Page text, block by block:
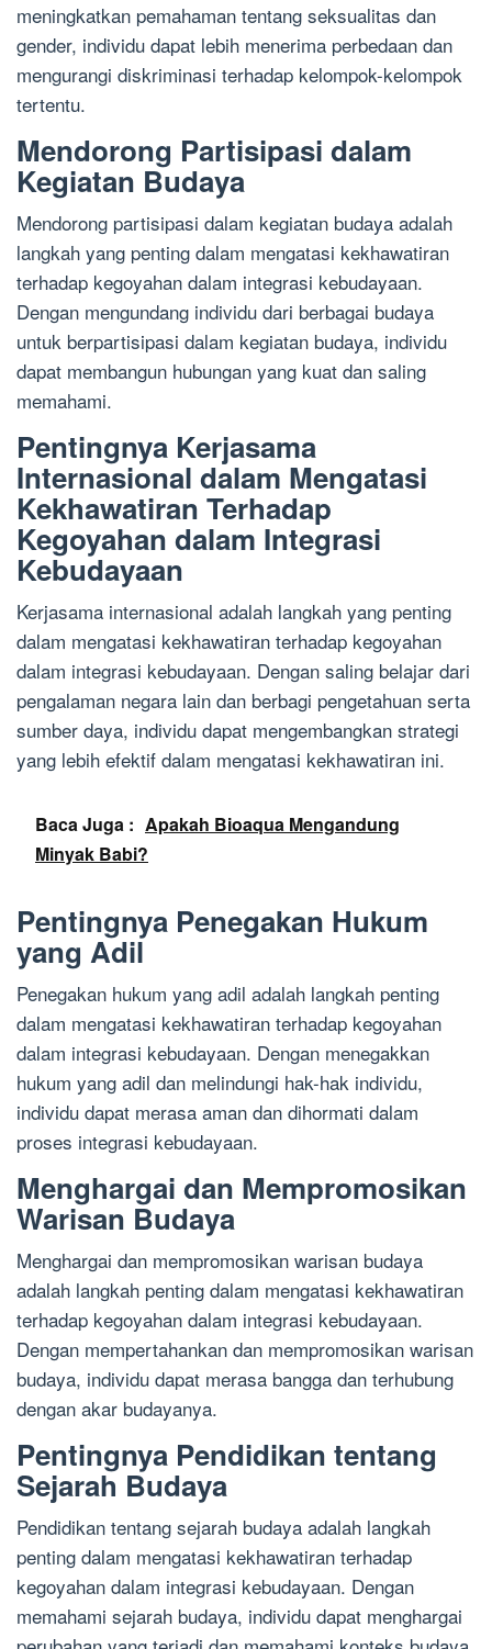
meningkatkan pemahaman tentang seksualitas dan
gender, individu dapat lebih menerima perbedaan dan
mengurangi diskriminasi terhadap kelompok-kelompok
tertentu.
Mendorong Partisipasi dalam
Kegiatan Budaya
Mendorong partisipasi dalam kegiatan budaya adalah
langkah yang penting dalam mengatasi kekhawatiran
terhadap kegoyahan dalam integrasi kebudayaan.
Dengan mengundang individu dari berbagai budaya
untuk berpartisipasi dalam kegiatan budaya, individu
dapat membangun hubungan yang kuat dan saling
memahami.
Pentingnya Kerjasama
Internasional dalam Mengatasi
Kekhawatiran Terhadap
Kegoyahan dalam Integrasi
Kebudayaan
Kerjasama internasional adalah langkah yang penting
dalam mengatasi kekhawatiran terhadap kegoyahan
dalam integrasi kebudayaan. Dengan saling belajar dari
pengalaman negara lain dan berbagi pengetahuan serta
sumber daya, individu dapat mengembangkan strategi
yang lebih efektif dalam mengatasi kekhawatiran ini.
Baca Juga : Apakah Bioaqua Mengandung
Minyak Babi?
Pentingnya Penegakan Hukum
yang Adil
Penegakan hukum yang adil adalah langkah penting
dalam mengatasi kekhawatiran terhadap kegoyahan
dalam integrasi kebudayaan. Dengan menegakkan
hukum yang adil dan melindungi hak-hak individu,
individu dapat merasa aman dan dihormati dalam
proses integrasi kebudayaan.
Menghargai dan Mempromosikan
Warisan Budaya
Menghargai dan mempromosikan warisan budaya
adalah langkah penting dalam mengatasi kekhawatiran
terhadap kegoyahan dalam integrasi kebudayaan.
Dengan mempertahankan dan mempromosikan warisan
budaya, individu dapat merasa bangga dan terhubung
dengan akar budayanya.
Pentingnya Pendidikan tentang
Sejarah Budaya
Pendidikan tentang sejarah budaya adalah langkah
penting dalam mengatasi kekhawatiran terhadap
kegoyahan dalam integrasi kebudayaan. Dengan
memahami sejarah budaya, individu dapat menghargai